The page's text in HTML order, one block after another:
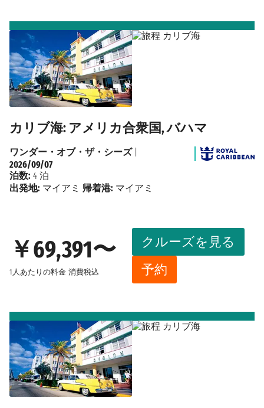
カリブ海: アメリカ合衆国, バハマ
￥69,391〜
1人あたりの料金 消費税込
クルーズを見る
予約
ワンダー・オブ・ザ・シーズ|
2026/09/07
泊数: 4 泊
出発地: マイアミ 帰着港: マイアミ